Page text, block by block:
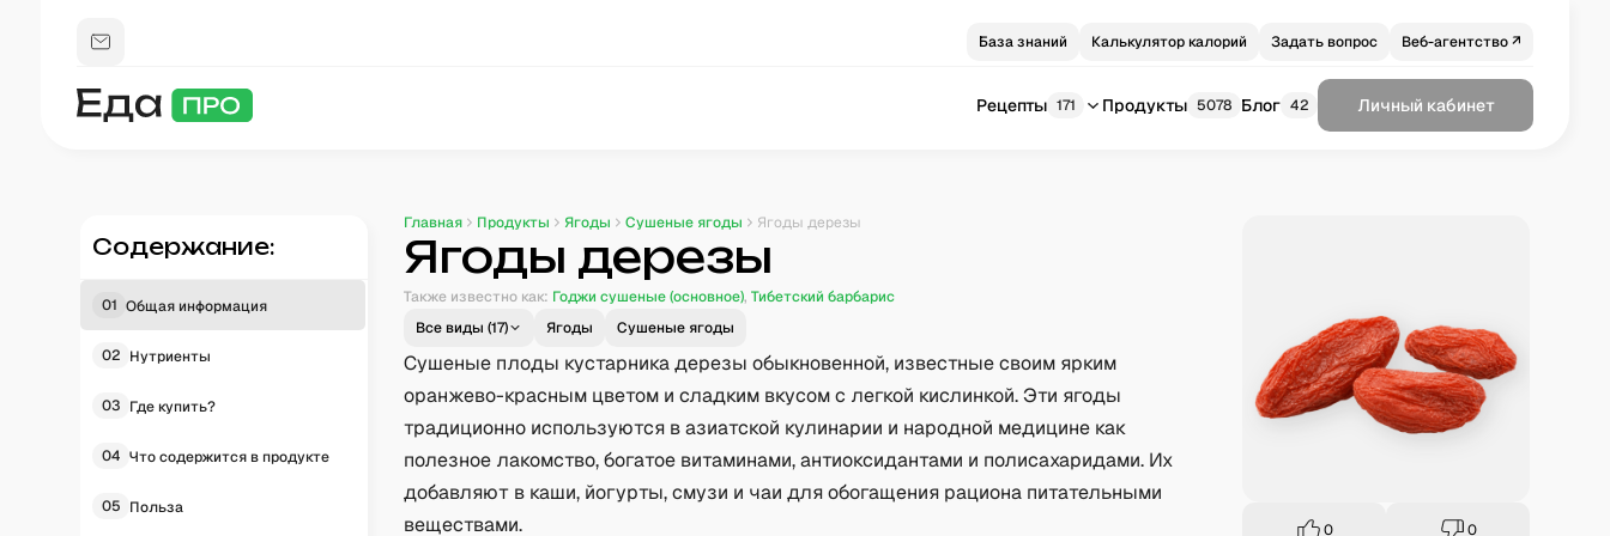
База знаний Калькулятор калорий Задать вопрос Веб-агентство ↗
Рецепты 171 Продукты 5078 Блог 42 Личный кабинет
Содержание:
01 Общая информация
02 Нутриенты
03 Где купить?
04 Что содержится в продукте
05 Польза
Главная Продукты Ягоды Сушеные ягоды Ягоды дерезы
Ягоды дерезы
Также известно как: Годжи сушеные (основное),Тибетский барбарис
Все виды (17) Ягоды Сушеные ягоды
Сушеные плоды кустарника дерезы обыкновенной, известные своим ярким
оранжево-красным цветом и сладким вкусом с легкой кислинкой. Эти ягоды
традиционно используются в азиатской кулинарии и народной медицине как
полезное лакомство, богатое витаминами, антиоксидантами и полисахаридами. Их
добавляют в каши, йогурты, смузи и чаи для обогащения рациона питательными
веществами.
0 0